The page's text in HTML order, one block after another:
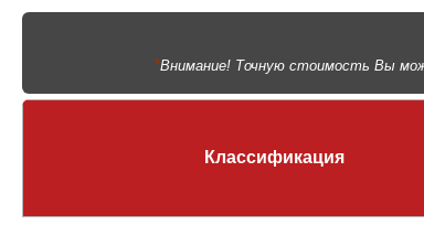
*Внимание! Точную стоимость Вы
Классификация